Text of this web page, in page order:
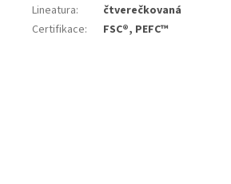
Lineatura:
čtverečkovaná
Certifikace: FSC®, PEFC™